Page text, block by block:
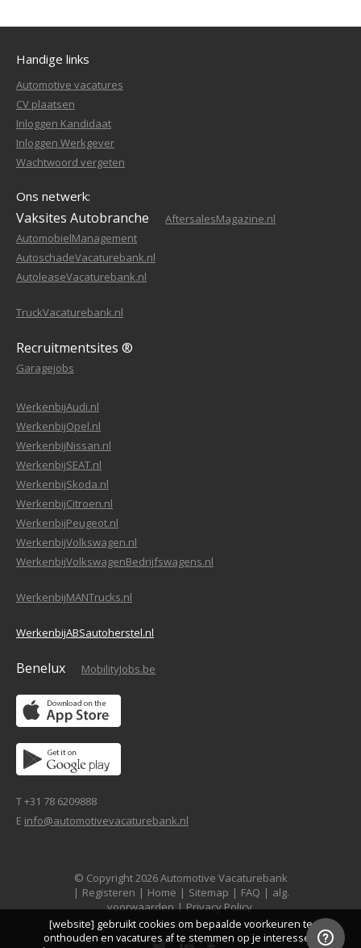
Handige links
Automotive vacatures
CV plaatsen
Inloggen Kandidaat
Inloggen Werkgever
Wachtwoord vergeten
Ons netwerk:
Vaksites Autobranche
AftersalesMagazine.nl
AutomobielManagement
AutoschadeVacaturebank.nl
AutoleaseVacaturebank.nl
TruckVacaturebank.nl
Recruitmentsites ®
Garagejobs
WerkenbijAudi.nl
WerkenbijOpel.nl
WerkenbijNissan.nl
WerkenbijSEAT.nl
WerkenbijSkoda.nl
WerkenbijCitroen.nl
WerkenbijPeugeot.nl
WerkenbijVolkswagen.nl
WerkenbijVolkswagenBedrijfswagens.nl
WerkenbijMANTrucks.nl
WerkenbijABSautoherstel.nl
Benelux MobilityJobs.be
T +31 78 6209888
E info@automotivevacaturebank.nl
© Copyright 2026 Automotive Vacaturebank
| Registeren | Home | Sitemap | FAQ | alg.
voorwaarden | Privacy Policy
[website] gebruikt cookies om bepaalde voorkeuren te
onthouden en vacatures af te stemmen op je interesses.